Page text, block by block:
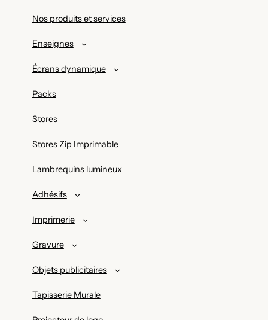
Nos produits et services
Enseignes
Écrans dynamique
Packs
Stores
Stores Zip Imprimable
Lambrequins lumineux
Adhésifs
Imprimerie
Gravure
Objets publicitaires
Tapisserie Murale